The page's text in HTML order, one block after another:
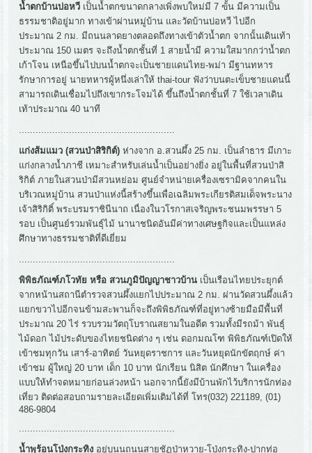
น้ำตกบ้านบ่อหวี เป็นน้ำตกขนาดกลางเพิ่งพบใหม่มี 7 ฃั้น มีความเป็น
ธรรมชาติอยู่มาก ทางเข้าผ่านหมู่บ้าน และวัดบ้านบ่อหวี ไปอีก
ประมาณ 2 กม. มีถนนลาดยางตลอดถึงทางเข้าตัวน้ำตก จากนั้นเดินเท้า
ประมาณ 150 เมตร จะถึงน้ำตกชั้นที่ 1 สายน้ำมี ความใสมากกว่าน้ำตก
เก้าโจน เหนือขึ้นไปบนน้ำตกจะเป็นชายแดนไทย-พม่า มีฐานทหาร
รักษาการอยู่ นายทหารผู้หนึ่งเล่าให้ thai-tour ฟังว่าบนตะเข็บชายแดนนี้
สามารถเดินเชื่อมไปถึงเขากระโจมได้ ขึ้นถึงน้ำตกชั้นที่ 7 ใช้เวลาเดิน
เท้าประมาณ 40 นาที
แก่งส้มแมว (สวนป่าสิริกิต์) ห่างจาก อ.สวนผึ้ง 25 กม. เป็นลำธาร มีเกาะ
แก่งกลางน้ำภาชี เหมาะสำหรับเล่นน้ำเป็นอย่างยิ่ง อยู่ในพื้นที่สวนป่าสิ
ริกิต์ ภายในสวนป่ามีสวนหย่อม ศูนย์จำหน่ายเครื่องเซรามิคจากคนใน
บริเวณหมู่บ้าน สวนป่าแห่งนี้สร้างขึ้นเพื่อเฉลิมพระเกียรติสมเด็จพระนาง
เจ้าสิริกิติ์ พระบรมราชินีนาถ เนื่องในวโรกาสเจริญพระชนมพรรษา 5
รอบ เป็นศูนย์รวมพันธุ์ไม้ นานาชนิดอันมีค่าทางเศษฐกิจและเป็นแหล่ง
ศึกษาทางธรรมชาติที่ดีเยี่ยม
พิพิธภัณฑ์ภโวทัย หรือ สวนภูมิปัญญาชาวบ้าน เป็นเรือนไทยประยุกต์
จากหน้านสถานีตำรวจสวนผึ้งแยกไปประมาณ 2 กม. ผ่านวัดสวนผึ้งแล้ว
แยกขวาไปอีกจนข้ามสะพานก็จะถึงพิพิธภัณฑ์ที่อยู่ทางซ้ายมือมีพื้นที่
ประมาณ 20 ไร่ รวบรวมวัตถุโบราณสยามในอดีต รวมทั้งมีรถม้า พันธุ์
ไม้ดอก ไม้ประดับของไทยชนิดต่าง ๆ เช่น ดอกมณโฑ พิพิธภัณฑ์เปิดให้
เข้าชมทุกวัน เสาร์-อาทิตย์ วันหยุดราชการ และวันหยุดนักขัตฤกษ์ ค่า
เข้าชม ผู้ใหญ่ 20 บาท เด็ก 10 บาท นักเรียน นิสิต นักศึกษา ในเครื่อง
แบบให้ทำจดหมายก่อนล่วงหน้า นอกจากนี้ยังมีบ้านพักไว้บริการนักท่อง
เที่ยว ติดต่อสอบถามรายละเอียดเพิ่มเติมได้ที่ โทร(032) 221189, (01)
486-9804
น้ำพุร้อนโป่งกระทิง อยู่บนนถนนสายชัฏป่าหวาย-โป่งกระทิง-ปากท่อ